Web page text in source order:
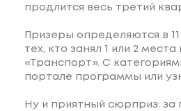
продлится весь третий
Призеры определяются в
тех, кто занял 1 или 2
«Транспорт». С
портале программы или
Ну и приятный сюрприз: за